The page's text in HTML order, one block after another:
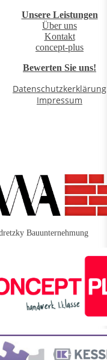
Unsere Leistungen
Über uns
Kontakt
concept-plus
Bewerten Sie uns!
Datenschutzkerklärung
Impressum
Bauunternehmung